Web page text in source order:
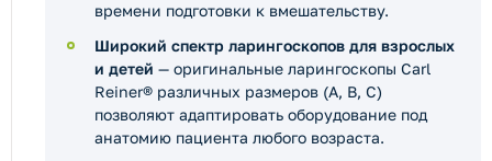
времени подготовки к вмешательству.
Широкий спектр ларингоскопов для взрослых
и детей — оригинальные ларингоскопы Carl
Reiner® различных размеров (A, B, C)
позволяют адаптировать оборудование под
анатомию пациента любого возраста.